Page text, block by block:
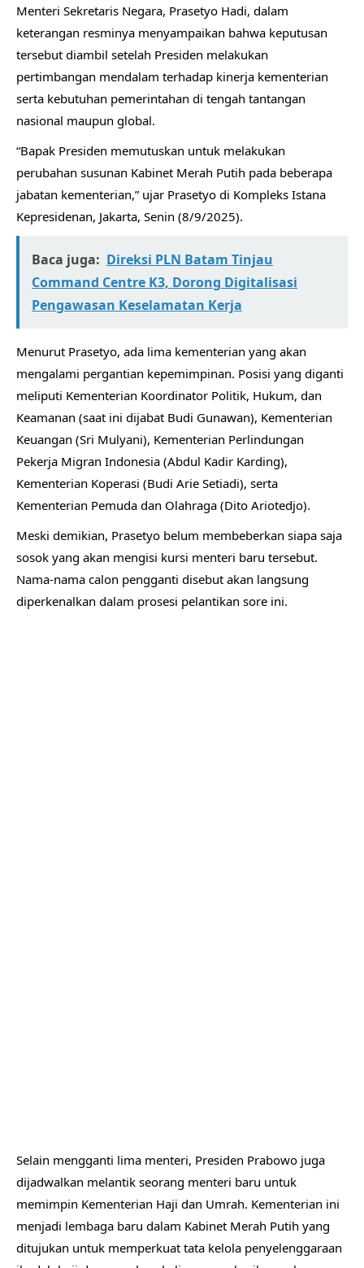
Menteri Sekretaris Negara, Prasetyo Hadi, dalam
keterangan resminya menyampaikan bahwa keputusan
tersebut diambil setelah Presiden melakukan
pertimbangan mendalam terhadap kinerja kementerian
serta kebutuhan pemerintahan di tengah tantangan
nasional maupun global.
“Bapak Presiden memutuskan untuk melakukan
perubahan susunan Kabinet Merah Putih pada beberapa
jabatan kementerian,” ujar Prasetyo di Kompleks Istana
Kepresidenan, Jakarta, Senin (8/9/2025).
Baca juga: Direksi PLN Batam Tinjau
Command Centre K3, Dorong Digitalisasi
Pengawasan Keselamatan Kerja
Menurut Prasetyo, ada lima kementerian yang akan
mengalami pergantian kepemimpinan. Posisi yang diganti
meliputi Kementerian Koordinator Politik, Hukum, dan
Keamanan (saat ini dijabat Budi Gunawan), Kementerian
Keuangan (Sri Mulyani), Kementerian Perlindungan
Pekerja Migran Indonesia (Abdul Kadir Karding),
Kementerian Koperasi (Budi Arie Setiadi), serta
Kementerian Pemuda dan Olahraga (Dito Ariotedjo).
Meski demikian, Prasetyo belum membeberkan siapa saja
sosok yang akan mengisi kursi menteri baru tersebut.
Nama-nama calon pengganti disebut akan langsung
diperkenalkan dalam prosesi pelantikan sore ini.
Selain mengganti lima menteri, Presiden Prabowo juga
dijadwalkan melantik seorang menteri baru untuk
memimpin Kementerian Haji dan Umrah. Kementerian ini
menjadi lembaga baru dalam Kabinet Merah Putih yang
ditujukan untuk memperkuat tata kelola penyelenggaraan